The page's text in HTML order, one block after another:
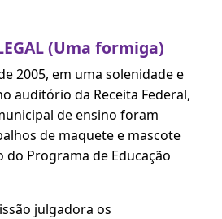
(Uma formiga)
2005, em uma solenidade e
auditório da Receita Federal,
de ensino foram
de maquete e mascote
Programa de Educação
julgadora os